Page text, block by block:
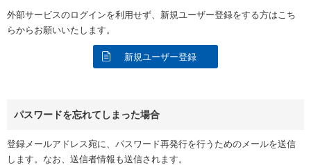
外部サービスのログインを利用せず、新規ユーザー登録をする方はこち
らからお願いいたします。
新規ユーザー登録
パスワードを忘れてしまった場合
登録メールアドレス宛に、パスワード再発行を行うためのメールを送信
します。なお、送信者情報も送信されます。